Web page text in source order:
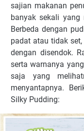
sajian makanan
banyak sekali
Berbeda dengan
padat atau tidak
dengan disendok.
serta warnanya
saja yang
menyantapnya.
Silky Pudding: